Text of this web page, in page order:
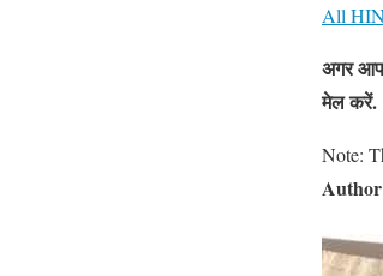
All
अगर आप
मेल करें.
Note: